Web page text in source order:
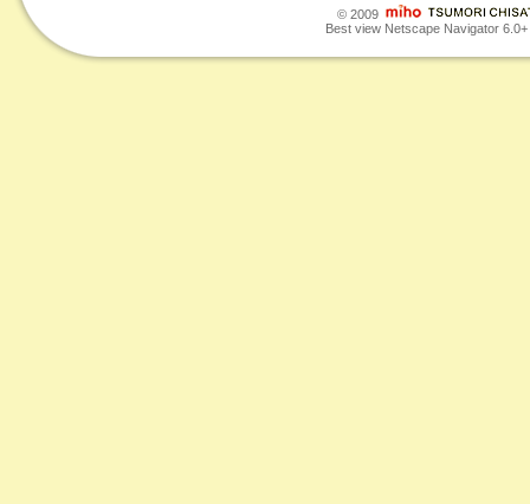
© 2009
Best view Netscape Navigator